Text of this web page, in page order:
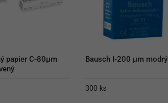
papier C-80µm
Bausch I-200 µm modrý
300 ks